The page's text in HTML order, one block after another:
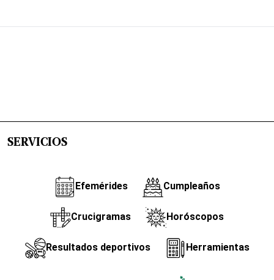
SERVICIOS
Efemérides Cumpleaños
Crucigramas Horóscopos
Resultados deportivos Herramientas